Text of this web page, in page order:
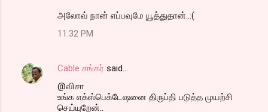
அலோவ் நான் எப்பவுமே யூத்துதான்..:(
11:32 PM
Cable சங்கர் said…
@விசா
உங்க எக்ஸ்பெக்டேஷனை திருப்தி படுத்த முயற்சி
செய்யுறேன்..